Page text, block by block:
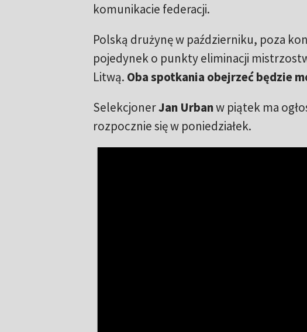
komunikacie federacji.
Polską drużynę w październiku, poza
pojedynek o punkty eliminacji
Litwą. Oba spotkania obejrzeć będzie
SelekcjonerJan Urbanw piątek ma
rozpocznie się w poniedziałek.